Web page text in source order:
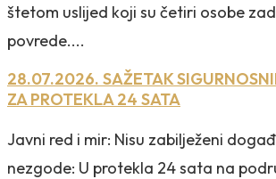
štetom uslijed koji su četiri osobe
povrede....
28.07.2026. SAŽETAK
ZA PROTEKLA 24 SATA
Javni red i mir: Nisu zabilježeni
nezgode: U protekla 24 sata na